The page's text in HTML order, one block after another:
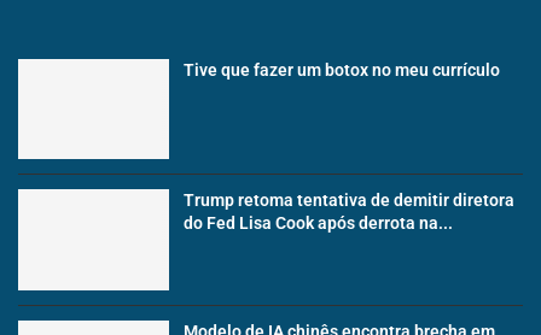
Tive que fazer um botox no meu currículo
Trump retoma tentativa de demitir diretora
do Fed Lisa Cook após derrota na...
Modelo de IA chinês encontra brecha em